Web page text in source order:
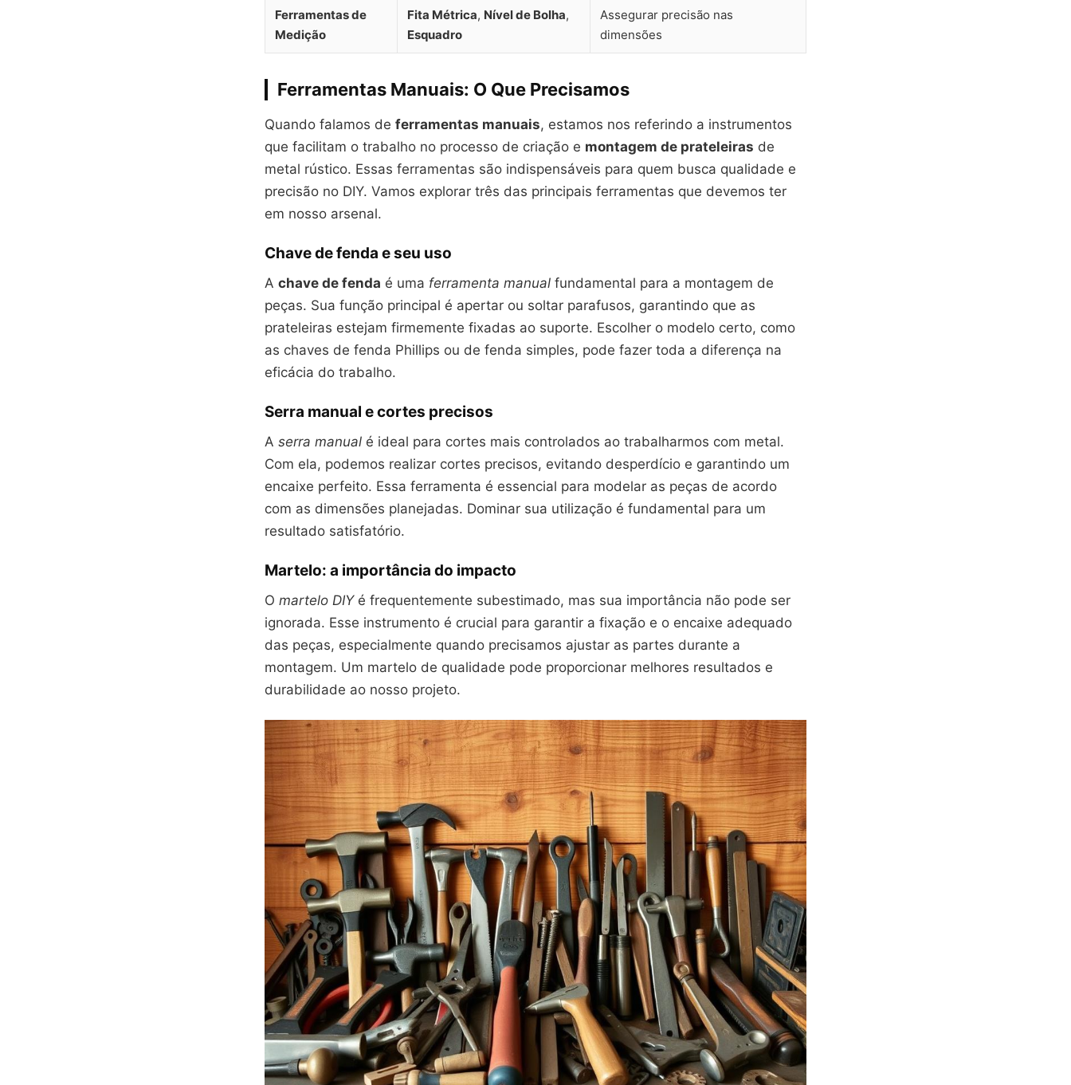
Ferramentas de
Medição
Fita Métrica, Nível de Bolha,
Esquadro
Assegurar precisão nas
dimensões
Ferramentas Manuais: O Que Precisamos
Quando falamos de ferramentas manuais, estamos nos referindo a instrumentos
que facilitam o trabalho no processo de criação e montagem de prateleiras de
metal rústico. Essas ferramentas são indispensáveis para quem busca qualidade e
precisão no DIY. Vamos explorar três das principais ferramentas que devemos ter
em nosso arsenal.
Chave de fenda e seu uso
A chave de fenda é uma ferramenta manual fundamental para a montagem de
peças. Sua função principal é apertar ou soltar parafusos, garantindo que as
prateleiras estejam firmemente fixadas ao suporte. Escolher o modelo certo, como
as chaves de fenda Phillips ou de fenda simples, pode fazer toda a diferença na
eficácia do trabalho.
Serra manual e cortes precisos
A serra manual é ideal para cortes mais controlados ao trabalharmos com metal.
Com ela, podemos realizar cortes precisos, evitando desperdício e garantindo um
encaixe perfeito. Essa ferramenta é essencial para modelar as peças de acordo
com as dimensões planejadas. Dominar sua utilização é fundamental para um
resultado satisfatório.
Martelo: a importância do impacto
O martelo DIYé frequentemente subestimado, mas sua importância não pode ser
ignorada. Esse instrumento é crucial para garantir a fixação e o encaixe adequado
das peças, especialmente quando precisamos ajustar as partes durante a
montagem. Um martelo de qualidade pode proporcionar melhores resultados e
durabilidade ao nosso projeto.